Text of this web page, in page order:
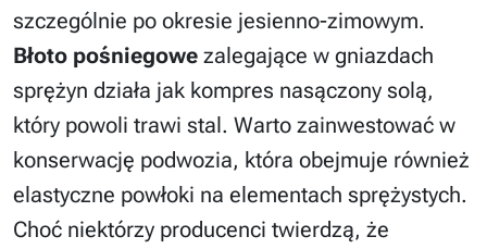
szczególnie po okresie jesienno-zimowym.
Błoto pośniegowe zalegające w gniazdach
sprężyn działa jak kompres nasączony solą,
który powoli trawi stal. Warto zainwestować w
konserwację podwozia, która obejmuje również
elastyczne powłoki na elementach sprężystych.
Choć niektórzy producenci twierdzą, że